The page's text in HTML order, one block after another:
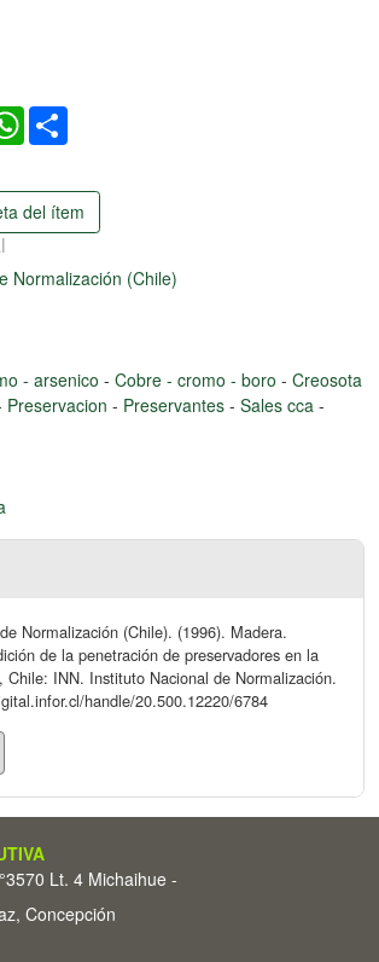
WhatsApp
del ítem
Normalización (Chile)
- arsenico - Cobre - cromo - boro - Creosota
Preservacion - Preservantes - Sales cca -
Normalización (Chile). (1996). Madera.
de la penetración de preservadores en la
Chile: INN. Instituto Nacional de Normalización.
handle/20.500.12220/6784
Lt. 4 Michaihue -
Concepción